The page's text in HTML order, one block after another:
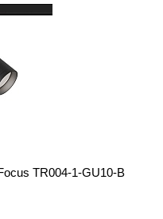
TR004-1-GU10-B